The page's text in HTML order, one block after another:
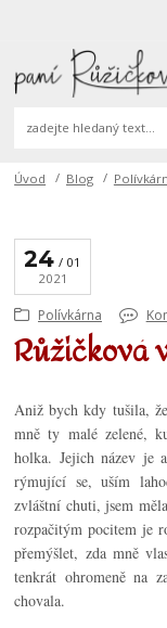
Úvod Blog
24
01
2021
Polívkárna
Růžičková
Aniž bych kdy tušila,
mně ty malé zelené,
holka. Jejich název je
rýmující se, uším
zvláštní chuti, jsem
rozpačitým pocitem je
přemýšlet, zda mně
tenkrát ohromeně na
chovala.